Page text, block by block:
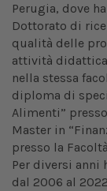
Perugia, dove
Dottorato di
qualità delle
attività
nella stessa
diploma di
Alimenti”
Master in
presso la
Per diversi anni
dal 2006 al